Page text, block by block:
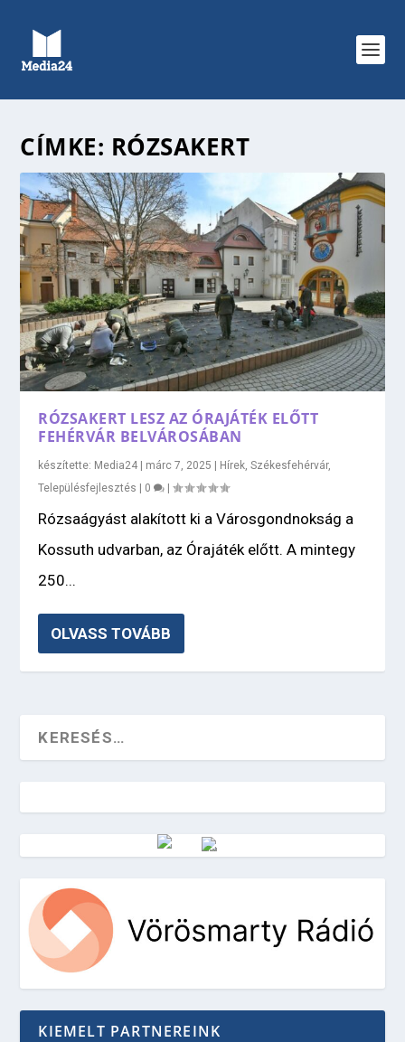
CÍMKE: RÓZSAKERT
RÓZSAKERT LESZ AZ ÓRAJÁTÉK ELŐTT
FEHÉRVÁR BELVÁROSÁBAN
készítette: Media24 | márc 7, 2025 | Hírek ,Székesfehérvár,
Településfejlesztés | 0 |
Rózsaágyást alakított ki a Városgondnokság a
Kossuth udvarban, az Órajáték előtt. A mintegy
250...
OLVASS TOVÁBB
Vörösmarty Rádió
KIEMELT PARTNEREINK